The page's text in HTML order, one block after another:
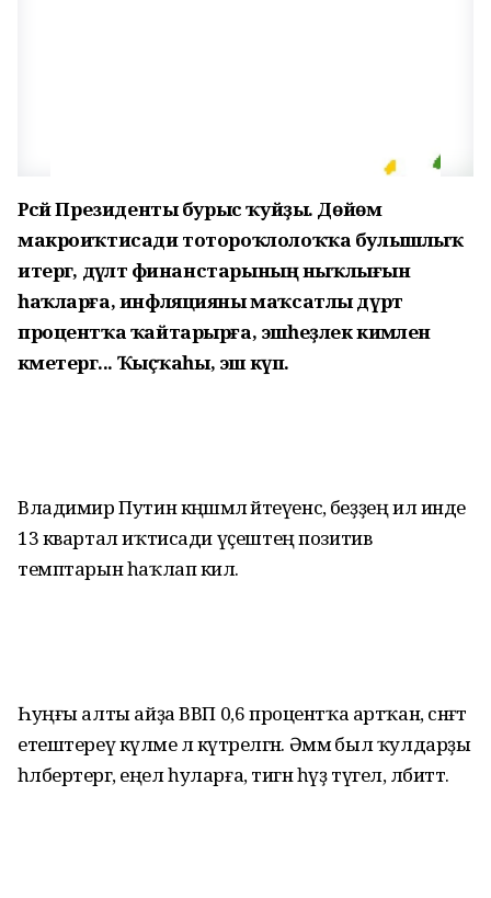
Рәсәй Президенты бурыс ҡуйҙы. Дөйөм
макроиҡтисади тотороҡлолоҡҡа булышлыҡ
итергә, дәүләт финанстарының ныҡлығын
һаҡларға, инфляцияны маҡсатлы дүрт
процентҡа ҡайтарырға, эшһеҙлек кимәлен
кәметергә... Ҡыҫҡаһы, эш күп.
Владимир Путин кәңәшмәлә әйтеүенсә, беҙҙең ил инде
13 квартал иҡтисади үҫештең позитив
темптарын һаҡлап килә.
Һуңғы алты айҙа ВВП 0,6 процентҡа артҡан, сәнәғәт
етештереү күләме лә күтәрелгән. Әммә был ҡулдарҙы
һәлберәтергә, еңел һуларға, тигән һүҙ түгел, әлбиттә.